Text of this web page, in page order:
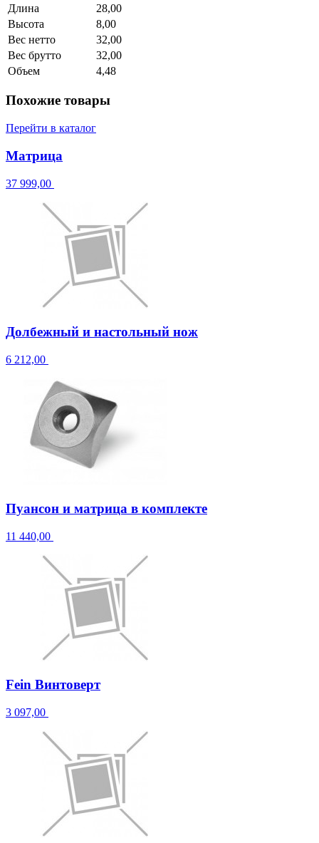
Длина
28,00
Высота
8,00
Вес нетто
32,00
Вес брутто
32,00
Объем
4,48
Похожие товары
Перейти в каталог
Матрица
37 999,00
Долбежный и настольный нож
6 212,00
Пуансон и матрица в комплекте
11 440,00
Fein Винтоверт
3 097,00